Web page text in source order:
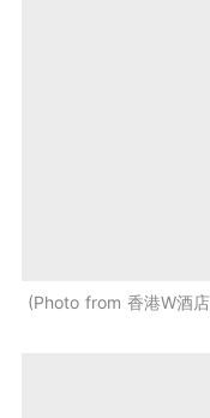
Photo from 香港W酒店